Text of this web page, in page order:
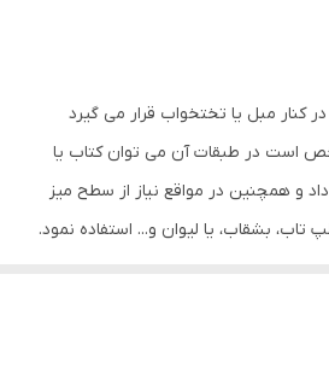
میز بغل مبلی مدل DLF49L در کنار مبل یا تختخواب قرار می گیرد
است در طبقات آن می توان کتاب یا
داد و همچنین در مواقع نیاز از سطح میز
تاب، بشقاب، یا لیوان و... استفاده نمود.
دلفان دکور را بررسی کنید. لازم به ذکر